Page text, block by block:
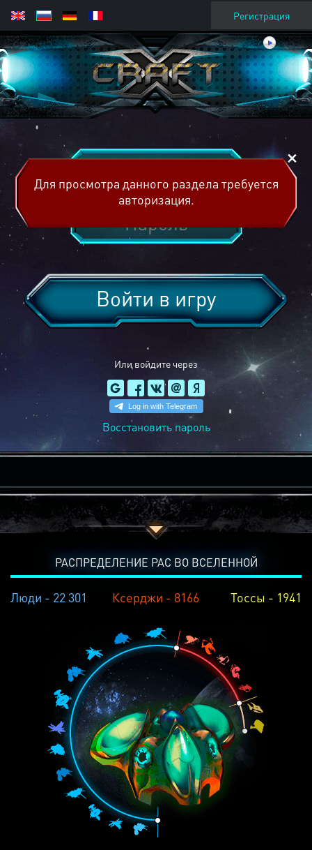
Регистрация
Или войдите через
Войти в игру
Восстановить пароль
Для просмотра данного раздела требуется
авторизация.
РАСПРЕДЕЛЕНИЕ РАС ВО ВСЕЛЕННОЙ
Люди - 22 301 Ксерджи - 8166 Тоссы - 1941